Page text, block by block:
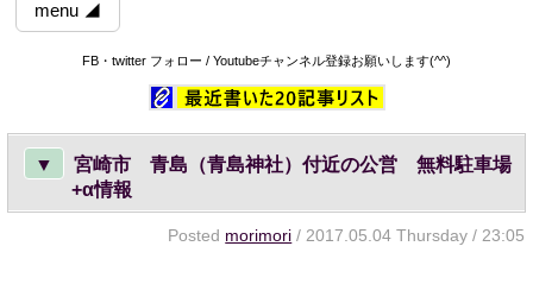
menu ◢
FB・twitter フォロー / Youtubeチャンネル登録お願いします(^^)
▼
宮崎市 青島（青島神社）付近の公営 無料駐車場
+α情報
Posted morimori / 2017.05.04 Thursday / 23:05